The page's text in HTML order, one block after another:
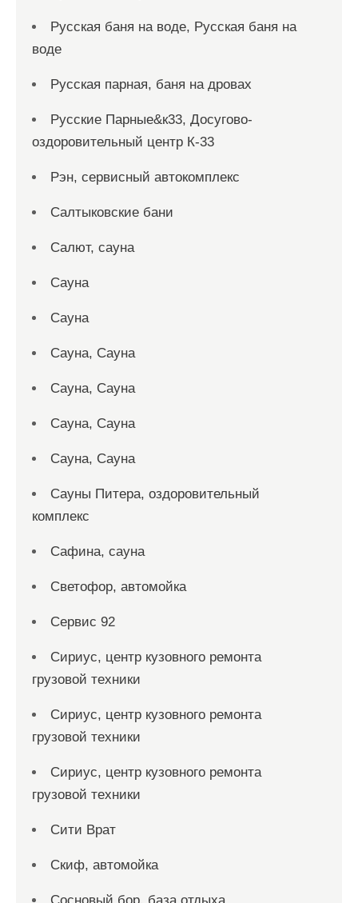
Русская баня на воде, Русская баня на
воде
Русская парная, баня на дровах
Русские Парные&к33, Досугово-
оздоровительный центр К-33
Рэн, сервисный автокомплекс
Салтыковские бани
Салют, сауна
Сауна
Сауна
Сауна, Сауна
Сауна, Сауна
Сауна, Сауна
Сауна, Сауна
Сауны Питера, оздоровительный
комплекс
Сафина, сауна
Светофор, автомойка
Сервис 92
Сириус, центр кузовного ремонта
грузовой техники
Сириус, центр кузовного ремонта
грузовой техники
Сириус, центр кузовного ремонта
грузовой техники
Сити Врат
Скиф, автомойка